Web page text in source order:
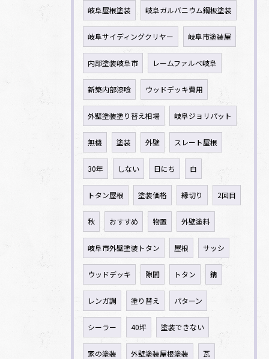
岐阜屋根塗装 岐阜ガルバニウム鋼板塗装
岐阜サイディングクリヤー 岐阜市塗装屋
内部塗装岐阜市 レームファルべ岐阜
新築内部漆喰 ウッドデッキ費用
外壁塗装塗り替え相場 岐阜ジョリパット
無機 塗装 外壁 スレート屋根
30年 しない 日にち 白
トタン屋根 塗装価格 縁切り 2回目
秋 おすすめ 物置 外壁塗料
岐阜市外壁塗装トタン 屋根 サッシ
ウッドデッキ 隙間 トタン 錆
レンガ調 塗り替え パターン
シーラー 40坪 塗装できない
家の塗装 外壁塗装屋根塗装 瓦